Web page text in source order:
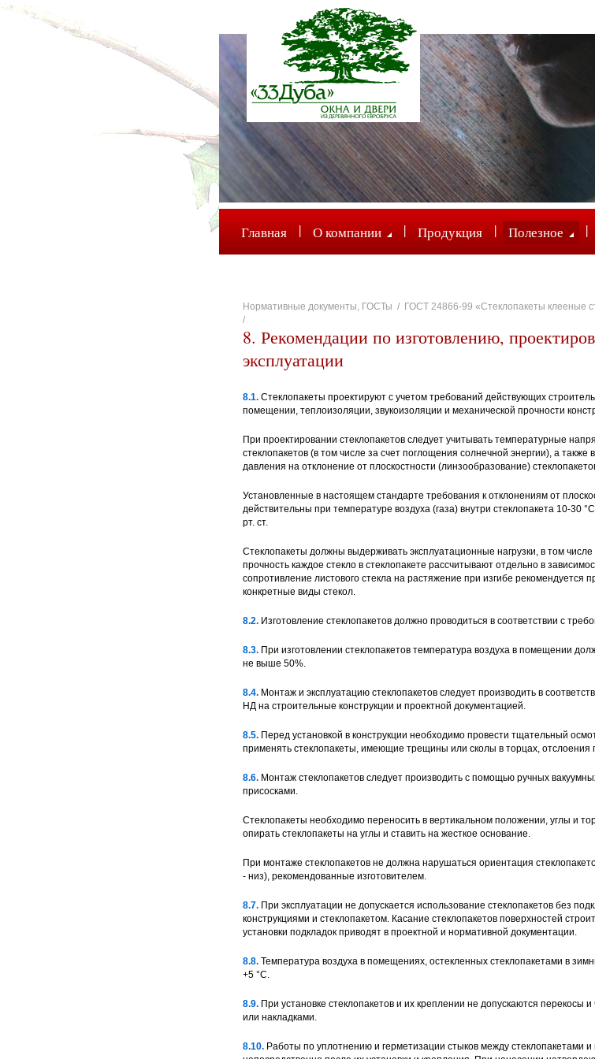
Главная | О компании | Продукция | Полезное |
Нормативные документы, ГОСТы / ГОСТ 24866-99 «Стеклопакеты клееные
/
8. Рекомендации по изготовлению,
эксплуатации
8.1. Стеклопакеты проектируют с учетом требований действующих
помещении, теплоизоляции, звукоизоляции и механической прочности
При проектировании стеклопакетов следует учитывать температурные
стеклопакетов (в том числе за счет поглощения солнечной энергии), а
давления на отклонение от плоскостности (линзообразование)
Установленные в настоящем стандарте требования к отклонениям от
действительны при температуре воздуха (газа) внутри стеклопакета 10-30
рт. ст.
Стеклопакеты должны выдерживать эксплуатационные нагрузки, в том
прочность каждое стекло в стеклопакете рассчитывают отдельно в
сопротивление листового стекла на растяжение при изгибе
конкретные виды стекол.
8.2. Изготовление стеклопакетов должно проводиться в соответствии с
8.3. При изготовлении стеклопакетов температура воздуха в помещении
не выше 50%.
8.4. Монтаж и эксплуатацию стеклопакетов следует производить в
НД на строительные конструкции и проектной документацией.
8.5. Перед установкой в конструкции необходимо провести тщательный
применять стеклопакеты, имеющие трещины или сколы в торцах, отслоения
8.6. Монтаж стеклопакетов следует производить с помощью ручных
присосками.
Стеклопакеты необходимо переносить в вертикальном положении, углы и
опирать стеклопакеты на углы и ставить на жесткое основание.
При монтаже стеклопакетов не должна нарушаться ориентация
- низ), рекомендованные изготовителем.
8.7. При эксплуатации не допускается использование стеклопакетов без
конструкциями и стеклопакетом. Касание стеклопакетов поверхностей
установки подкладок приводят в проектной и нормативной документации.
8.8. Температура воздуха в помещениях, остекленных стеклопакетами в
+5 °С.
8.9. При установке стеклопакетов и их креплении не допускаются перекосы
или накладками.
8.10. Работы по уплотнению и герметизации стыков между стеклопакетами